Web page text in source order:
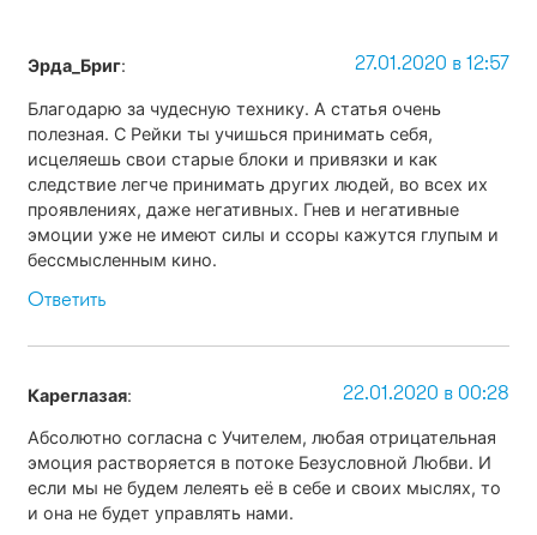
Эрда_Бриг: 27.01.2020 в 12:57
Благодарю за чудесную технику. А статья очень
полезная. С Рейки ты учишься принимать себя,
исцеляешь свои старые блоки и привязки и как
следствие легче принимать других людей, во всех их
проявлениях, даже негативных. Гнев и негативные
эмоции уже не имеют силы и ссоры кажутся глупым и
бессмысленным кино.
Ответить
Кареглазая: 22.01.2020 в 00:28
Абсолютно согласна с Учителем, любая отрицательная
эмоция растворяется в потоке Безусловной Любви. И
если мы не будем лелеять её в себе и своих мыслях, то
и она не будет управлять нами.